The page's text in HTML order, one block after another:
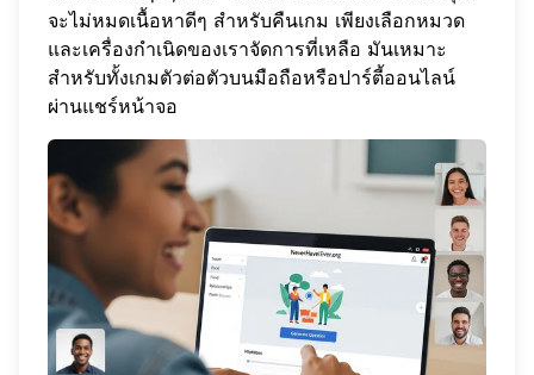
จะไม่หมดเนื้อหาดีๆ สำหรับคืนเกม เพียงเลือกหมวด
และเครื่องกำเนิดของเราจัดการที่เหลือ มันเหมาะ
สำหรับทั้งเกมตัวต่อตัวบนมือถือหรือปาร์ตี้ออนไลน์
ผ่านแชร์หน้าจอ